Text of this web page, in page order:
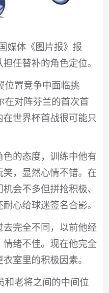
媒体《图片报》报
任替补的角色定位。
位置竞争中面临挑
在对阵芬兰的首次首
世界杯首战很可能只
的态度，训练中他有
，显然心情不错。在
会不多但拼抢积极、
心给球迷签名合影。
去完全不同，以前他经
绪不佳。现在他完全
室里的积极因素。
和老将之间的中间位